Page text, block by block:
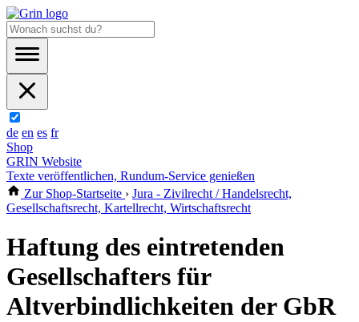
de en es fr
Shop
GRIN Website
Texte veröffentlichen, Rundum-Service genießen
Zur Shop-Startseite › Jura - Zivilrecht / Handelsrecht,
Gesellschaftsrecht, Kartellrecht, Wirtschaftsrecht
Haftung des eintretenden
Gesellschafters für
Altverbindlichkeiten der GbR